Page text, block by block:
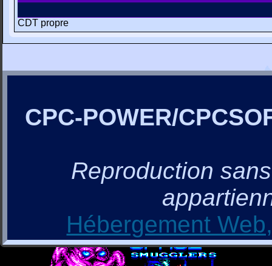
CDT propre
CPC-POWER/
Reproduction
Hébergement